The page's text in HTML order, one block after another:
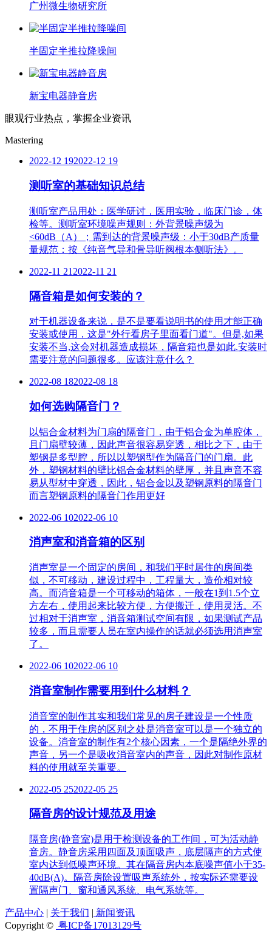
广州微生物研究所
半固定半推拉降噪间
新宝电器静音房
眼观行业热点，掌握企业资讯
Mastering
2022-12 192022-12 19
测听室的基础知识总结
测听室产品用处：医学研讨，医用实验，临床门诊，体
检等。测听室环境噪声规则：外背景噪声级为
<60dB（A）；需到达的背景噪声级：小于30dB产质量
量规范：按《纯音气导和骨导听阀根本侧听法》。
2022-11 21 2022-11 21
隔音箱是如何安装的？
对于机器设备来说，是不是要看说明书的使用才能正确
安装或使用，这是"外行看房子里面看门道"。但是,如果
安装不当,这会对机器造成损坏，隔音箱也是如此.安装时
需要注意的问题很多。应该注意什么？
2022-08 182022-08 18
如何选购隔音门？
以铝合金材料为门扇的隔音门，由于铝合金为单腔体，
且门扇壁较薄，因此声音很容易穿透，相比之下，由于
塑钢是多型腔，所以以塑钢型作为隔音门的门扇。此
外，塑钢材料的壁比铝合金材料的壁厚，并且声音不容
易从型材中穿透，因此，铝合金以及塑钢原料的隔音门
而言塑钢原料的隔音门作用更好
2022-06 102022-06 10
消声室和消音箱的区别
消声室是一个固定的房间，和我们平时居住的房间类
似，不可移动，建设过程中，工程量大，造价相对较
高。而消音箱是一个可移动的箱体，一般在1到1.5个立
方左右，使用起来比较方便，方便搬迁，使用灵活。不
过相对于消声室，消音箱测试空间有限，如果测试产品
较多，而且需要人员在室内操作的话就必须选用消声室
了。
2022-06 102022-06 10
消音室制作需要用到什么材料？
消音室的制作其实和我们常见的房子建设是一个性质
的，不用于住房的区别之处是消音室可以是一个独立的
设备。消音室的制作有2个核心因素，一个是隔绝外界的
声音，另一个是吸收消音室内的声音，因此对制作原材
料的使用就至关重要。
2022-05 252022-05 25
隔音房的设计规范及用途
隔音房(静音室)是用于检测设备的工作间，可为活动静
音房。静音房采用四面及顶面吸声，底层隔声的方式使
室内达到低噪声环境。其在隔音房内本底噪声值小于35-
40dB(A)。隔音房除设置吸声系统外，按实际还需要设
置隔声门、窗和通风系统、电气系统等。
产品中心 | 关于我们 | 新闻资讯
Copyright © 粤ICP备17013129号